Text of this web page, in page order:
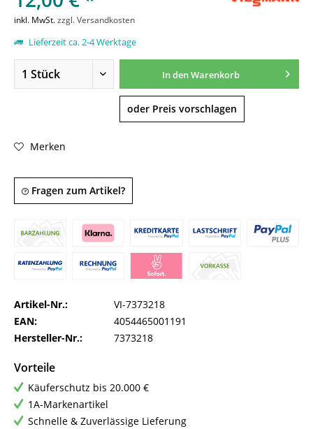
inkl. MwSt.zzgl. Versandkosten
Lieferzeit ca. 2-4 Werktage
In denWarenkorb
oder Preis vorschlagen
Merken
Fragen zum Artikel?
Artikel-Nr.:
VI-7373218
EAN:
4054465001191
Hersteller-Nr.:
7373218
Vorteile
Käuferschutz bis 20.000 €
1A-Markenartikel
Schnelle & Zuverlässige Lieferung